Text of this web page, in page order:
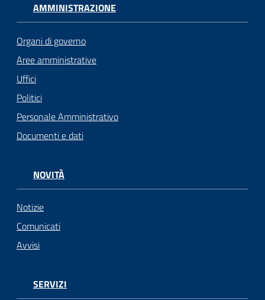
AMMINISTRAZIONE
Organi di governo
Aree amministrative
Uffici
Politici
Personale Amministrativo
Documenti e dati
NOVITÀ
Notizie
Comunicati
Avvisi
SERVIZI